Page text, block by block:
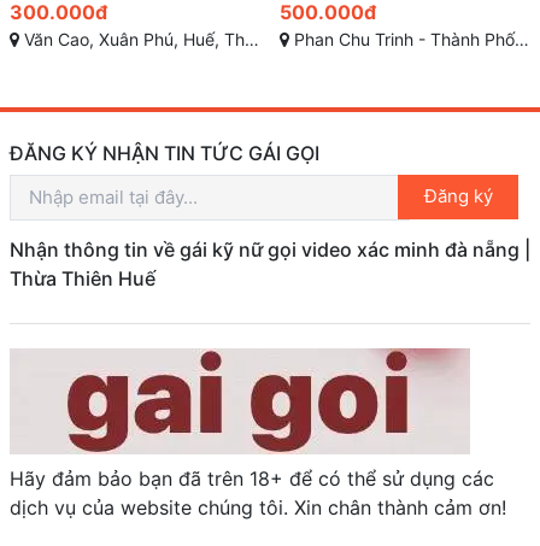
500.000đ
Phan Chu Trinh - Thành Phố Huế
1.500.000đ
Đường Hàn Mạc Tử , Vỹ Dạ, TP Huế
ĐĂNG KÝ NHẬN TIN TỨC GÁI GỌI
Đăng ký
Nhận thông tin về gái kỹ nữ gọi video xác minh đà nẵng |
Thừa Thiên Huế
Hãy đảm bảo bạn đã trên 18+ để có thể sử dụng các
dịch vụ của website chúng tôi. Xin chân thành cảm ơn!